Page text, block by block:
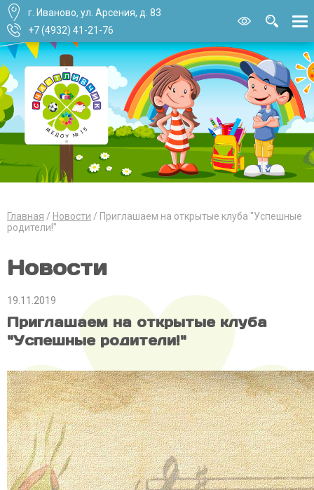
Версия для
г. Иваново, ул. Арсения, д. 83
+7 (4932) 41-21-76
Главная Новости
Приглашаем на открытые клуба "Успешные
родители!"
Новости
19.11.2019
Приглашаем на открытые клуба
"Успешные родители!"